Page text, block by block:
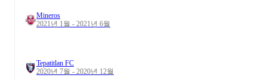
Mineros
2021년 1월 - 2021년 6월
Tepatitlan FC
2020년 7월 - 2020년 12월